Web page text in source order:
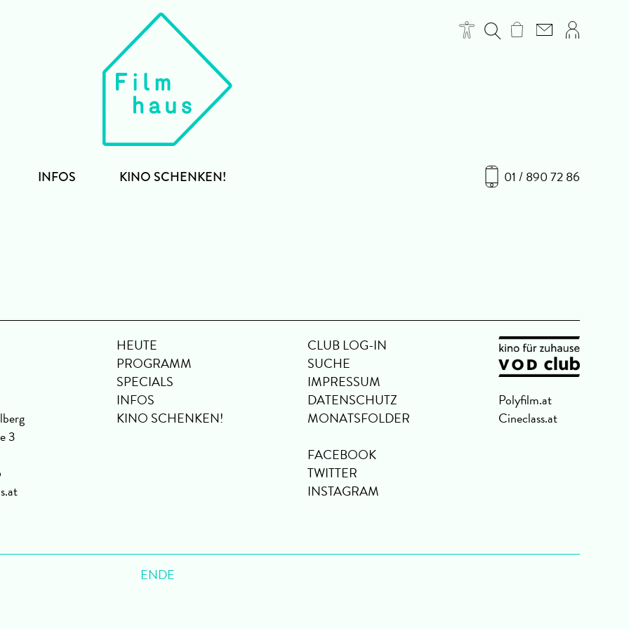
01 / 890 72 86
INFOS KINO SCHENKEN!
3
HEUTE
PROGRAMM
SPECIALS
INFOS
KINO SCHENKEN!
CLUB LOG-IN
SUCHE
IMPRESSUM
DATENSCHUTZ
MONATSFOLDER
FACEBOOK
TWITTER
INSTAGRAM
Polyfilm.at
Cineclass.at
ENDE